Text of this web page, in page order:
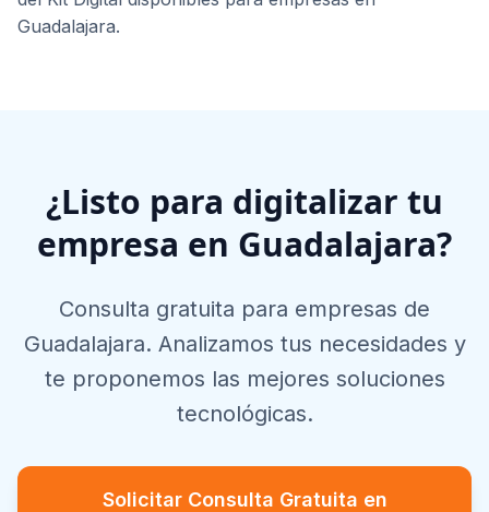
Guadalajara.
¿Listo para digitalizar tu
empresa en Guadalajara?
Consulta gratuita para empresas de
Guadalajara. Analizamos tus necesidades y
te proponemos las mejores soluciones
tecnológicas.
Solicitar Consulta Gratuita en